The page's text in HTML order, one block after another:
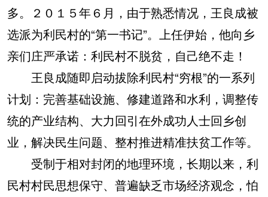
多。２０１５年６月，由于熟悉情况，王良成被
选派为利民村的“第一书记”。上任伊始，他向乡
亲们庄严承诺：利民村不脱贫，自己绝不走！
王良成随即启动拔除利民村“穷根”的一系列
计划：完善基础设施、修建道路和水利，调整传
统的产业结构、大力回引在外成功人士回乡创
业，解决民生问题、整村推进精准扶贫工作等。
受制于相对封闭的地理环境，长期以来，利
民村村民思想保守、普遍缺乏市场经济观念，怕